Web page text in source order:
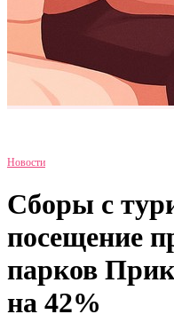
Новости
Сборы с
посещение
парков
на 42%